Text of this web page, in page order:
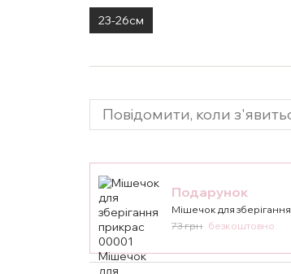
23-26см
Повідомити, коли
Подарунок
Мішечок для
73 грн безкоштовно